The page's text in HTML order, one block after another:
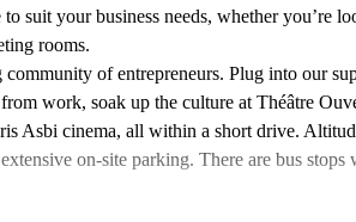
suit your business needs, whether you’re
rooms.
of entrepreneurs. Plug into our
work, soak up the culture at Théâtre
Asbi cinema, all within a short drive.
on-site parking. There are bus stops